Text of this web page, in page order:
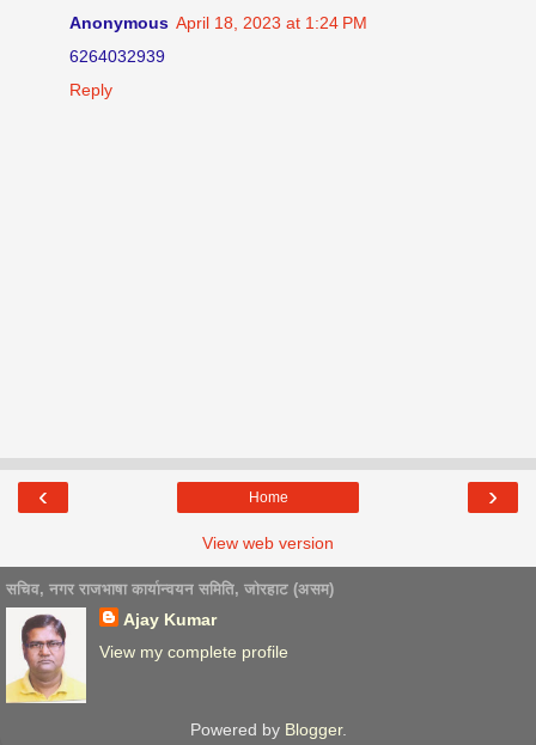
Anonymous April 18, 2023 at 1:24 PM
6264032939
Reply
‹ ›
Home
View web version
सचिव, नगर राजभाषा कार्यान्वयन समिति, जोरहाट (असम)
Ajay Kumar
View my complete profile
Powered by Blogger.